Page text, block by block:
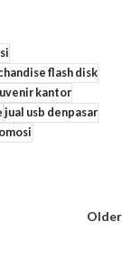
flash disk
kantor
jual usb denpasar
Older